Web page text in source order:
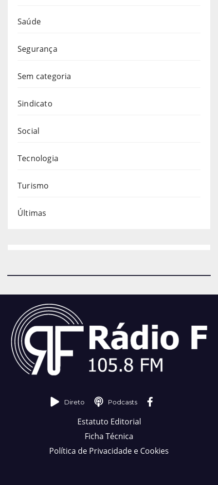
Saúde
Segurança
Sem categoria
Sindicato
Social
Tecnologia
Turismo
Últimas
Direto Podcasts
Estatuto Editorial
Ficha Técnica
Política de Privacidade e Cookies